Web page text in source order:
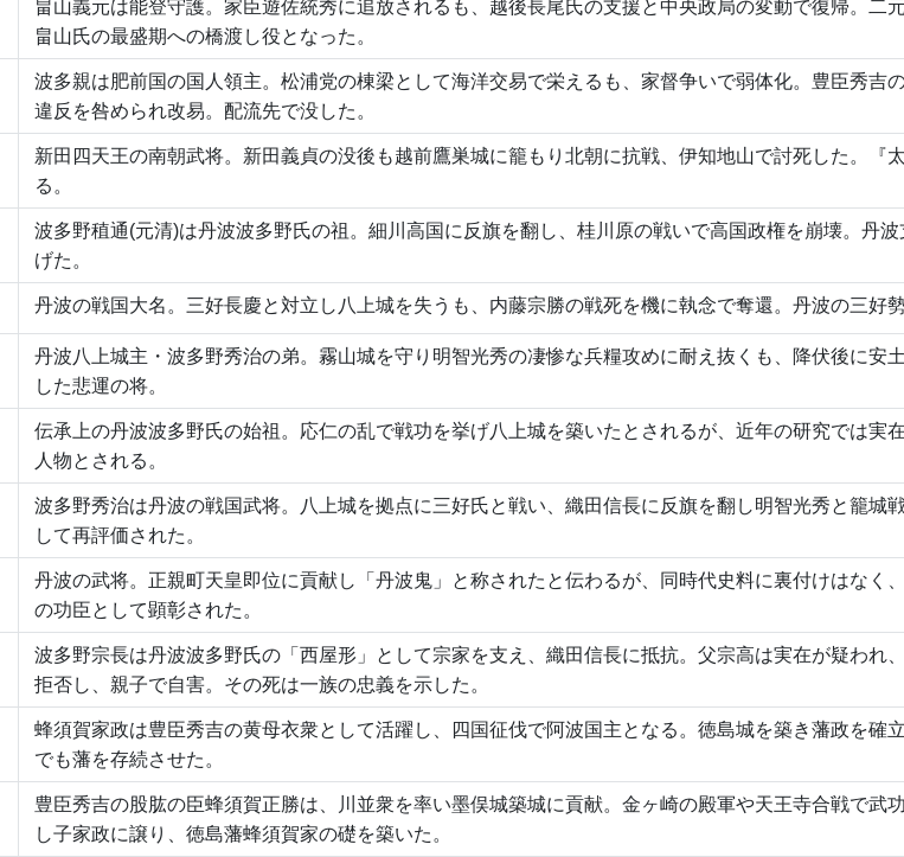
畠山義元は能登守護。家臣遊佐統秀に追放されるも、越後長尾氏の支援と中央政局の変動で復帰。二
畠山氏の最盛期への橋渡し役となった。
波多親は肥前国の国人領主。松浦党の棟梁として海洋交易で栄えるも、家督争いで弱体化。豊臣秀吉
違反を咎められ改易。配流先で没した。
新田四天王の南朝武将。新田義貞の没後も越前鷹巣城に籠もり北朝に抗戦、伊知地山で討死した。『
る。
波多野稙通(元清)は丹波波多野氏の祖。細川高国に反旗を翻し、桂川原の戦いで高国政権を崩壊。丹
げた。
丹波の戦国大名。三好長慶と対立し八上城を失うも、内藤宗勝の戦死を機に執念で奪還。丹波の三好
丹波八上城主・波多野秀治の弟。霧山城を守り明智光秀の凄惨な兵糧攻めに耐え抜くも、降伏後に安
した悲運の将。
伝承上の丹波波多野氏の始祖。応仁の乱で戦功を挙げ八上城を築いたとされるが、近年の研究では実
人物とされる。
波多野秀治は丹波の戦国武将。八上城を拠点に三好氏と戦い、織田信長に反旗を翻し明智光秀と籠城
して再評価された。
丹波の武将。正親町天皇即位に貢献し「丹波鬼」と称されたと伝わるが、同時代史料に裏付けはなく
の功臣として顕彰された。
波多野宗長は丹波波多野氏の「西屋形」として宗家を支え、織田信長に抵抗。父宗高は実在が疑われ
拒否し、親子で自害。その死は一族の忠義を示した。
蜂須賀家政は豊臣秀吉の黄母衣衆として活躍し、四国征伐で阿波国主となる。徳島城を築き藩政を確
でも藩を存続させた。
豊臣秀吉の股肱の臣蜂須賀正勝は、川並衆を率い墨俣城築城に貢献。金ヶ崎の殿軍や天王寺合戦で武
し子家政に譲り、徳島藩蜂須賀家の礎を築いた。